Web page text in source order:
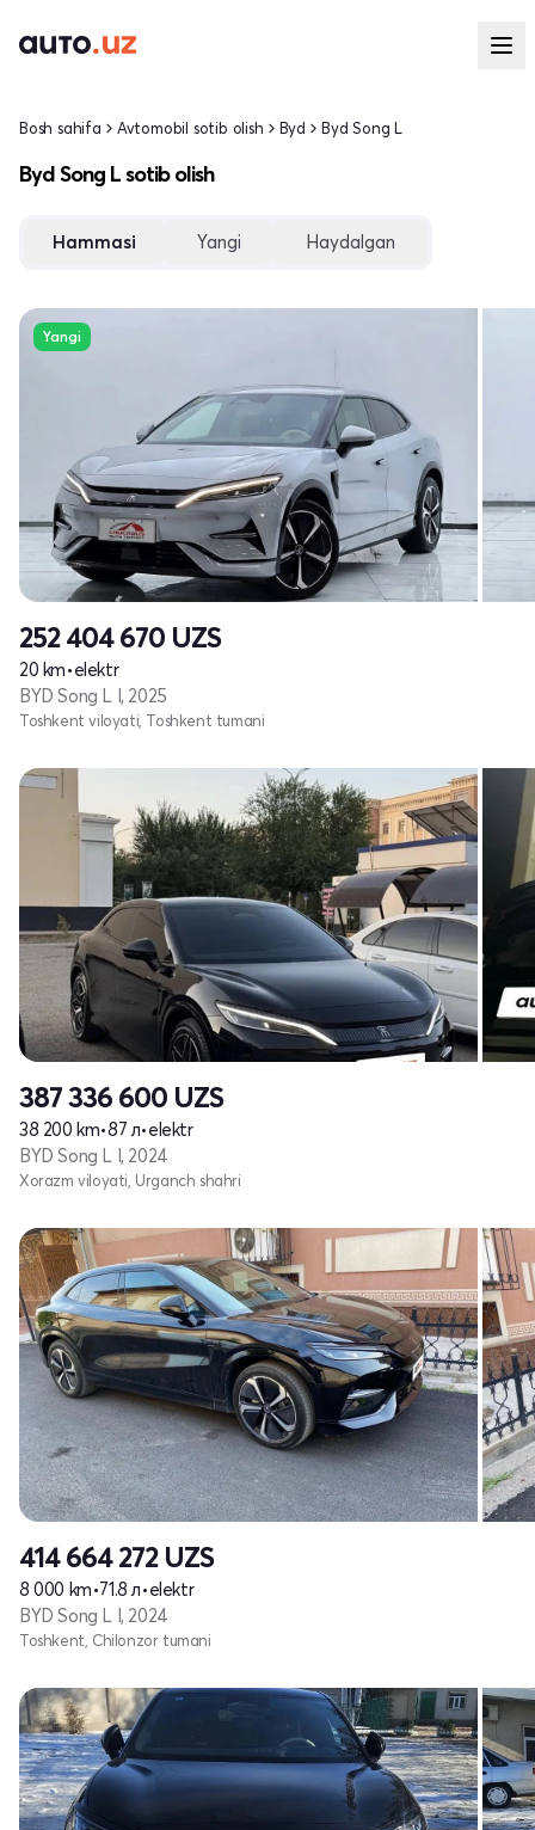
Bosh sahifa Avtomobil sotib olish Byd Byd Song L
Byd Song L sotib olish
Hammasi Yangi Haydalgan
Yangi
252 404 670 UZS
20 km•elektr
BYD Song L I, 2025
Toshkent viloyati, Toshkent tumani
387 336 600 UZS
38 200 km•87 л•elektr
BYD Song L I, 2024
Xorazm viloyati, Urganch shahri
414 664 272 UZS
8 000 km•71.8 л•elektr
BYD Song L I, 2024
Toshkent, Chilonzor tumani